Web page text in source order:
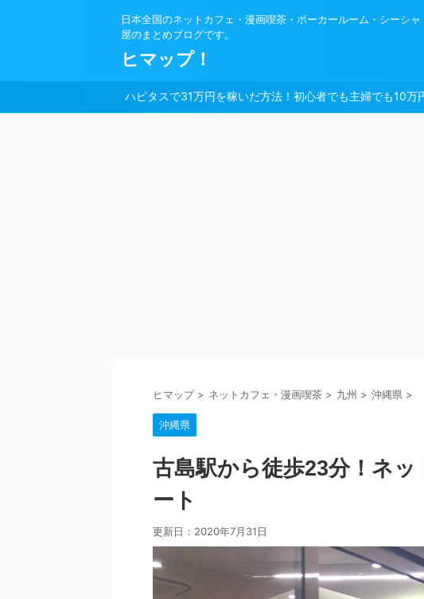
日本全国のネットカフェ・漫画喫茶・ポーカールーム・シーシャ
屋のまとめブログです。
ヒマップ！
ハピタスで31万円を稼いだ方法！初心者でも主婦でも10万
ヒマップ> ネットカフェ・漫画喫茶 > 九州 > 沖縄県 >
沖縄県
古島駅から徒歩23分！ネ
ート
更新日： 2020年7月31日